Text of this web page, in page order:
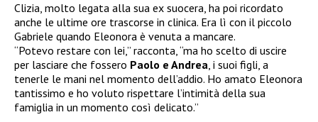
Clizia, molto legata alla sua ex suocera, ha poi ricordato
anche le ultime ore trascorse in clinica. Era lì con il piccolo
Gabriele quando Eleonora è venuta a mancare.
“Potevo restare con lei,” racconta, “ma ho scelto di uscire
per lasciare che fossero Paolo e Andrea, i suoi figli, a
tenerle le mani nel momento dell’addio. Ho amato Eleonora
tantissimo e ho voluto rispettare l’intimità della sua
famiglia in un momento così delicato.”